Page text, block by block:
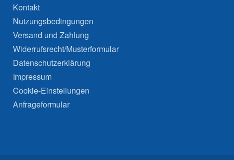
Kontakt
Nutzungsbedingungen
Versand und Zahlung
Widerrufsrecht/Musterformular
Datenschutzerklärung
Impressum
Cookie-Einstellungen
Anfrageformular